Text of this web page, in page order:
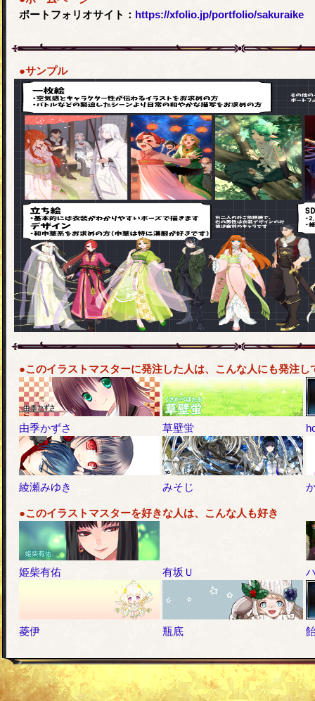
ポートフォリオサイト： https://xfolio.jp/portfolio/sakuraike
●サンプル
●このイラストマスターに発注した人は、こんな人にも発注し
由季かずさ 草壁蛍
綾瀬みゆき みそじ
●このイラストマスターを好きな人は、こんな人も好き
姫柴有佑 有坂Ｕ
菱伊 瓶底